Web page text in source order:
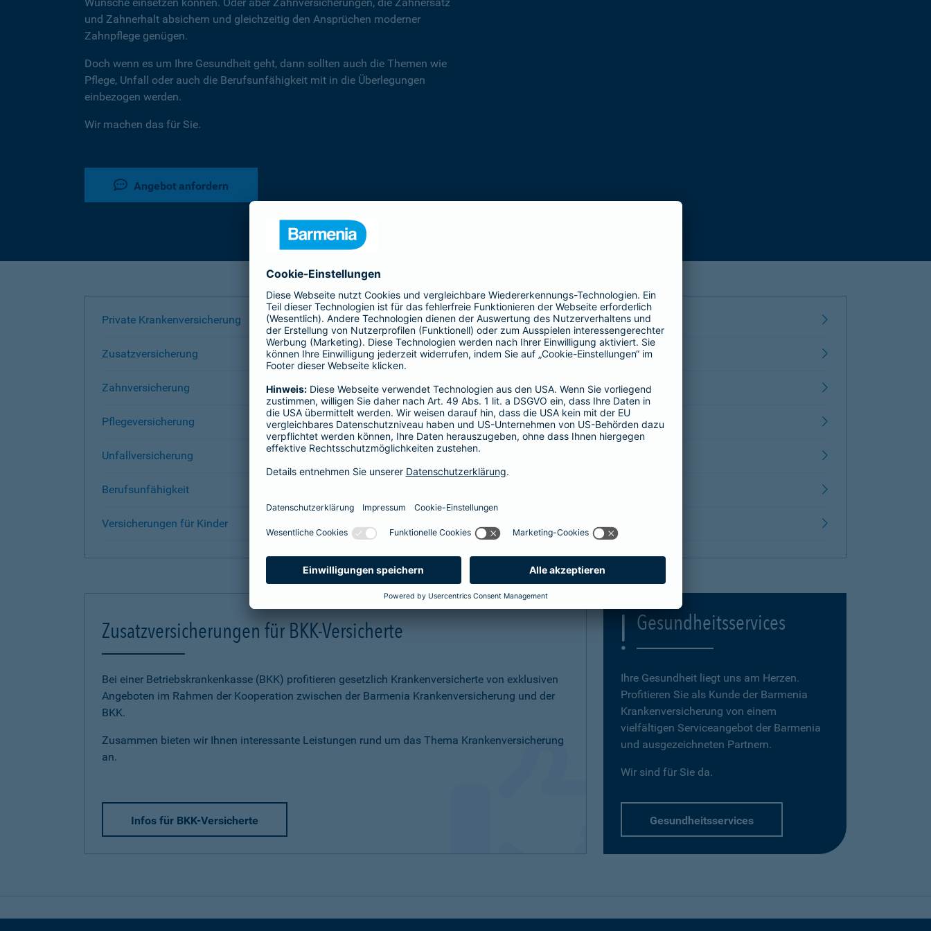
und Zahnerhalt absichern und gleichzeitig den Ansprüchen moderner
Zahnpflege genügen.
Doch wenn es um Ihre Gesundheit geht, dann sollten auch die Themen wie
Pflege, Unfall oder auch die Berufsunfähigkeit mit in die Überlegungen
einbezogen werden.
Wir machen das für Sie.
Angebot anfordern
Private Krankenversicherung
Zusatzversicherung
Zahnversicherung
Pflegeversicherung
Unfallversicherung
Berufsunfähigkeit
Versicherungen für Kinder
Zusatzversicherungen für BKK-Versicherte
Bei einer Betriebskrankenkasse (BKK) profitieren gesetzlich Krankenversicherte von exklusiven
Angeboten im Rahmen der Kooperation zwischen der Barmenia Krankenversicherung und der
BKK.
Zusammen bieten wir Ihnen interessante Leistungen rund um das Thema Krankenversicherung
an.
Infos für BKK-Versicherte
Gesundheitsservices
Ihre Gesundheit liegt uns am Herzen.
Profitieren Sie als Kunde der Barmenia
Krankenversicherung von einem
vielfältigen Serviceangebot der Barmenia
und ausgezeichneten Partnern.
Wir sind für Sie da.
Gesundheitsservices